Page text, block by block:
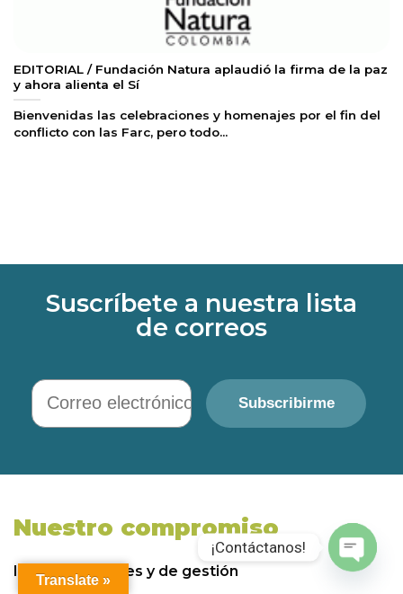
EDITORIAL / Fundación Natura aplaudió la firma de la paz
y ahora alienta el Sí
Bienvenidas las celebraciones y homenajes por el fin del
conflicto con las Farc, pero todo...
Suscríbete a nuestra lista
de correos
Correo electrónico
Subscribirme
Nuestro compromiso
Informes anuales y de gestión
Translate »
¡Contáctanos!